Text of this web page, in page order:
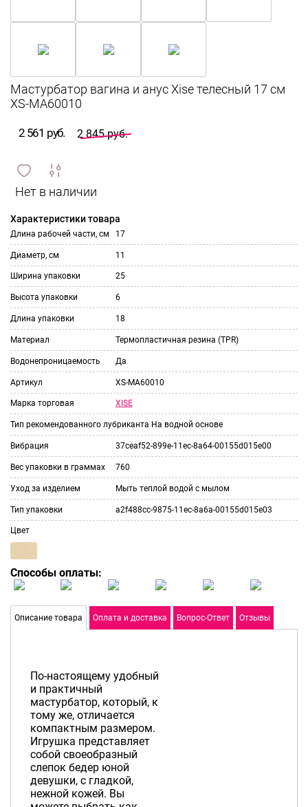
2 561 руб. 2 845 руб.
и
сравнить
ИЗБРАННОЕ
Характеристики товара
Длина рабочей части, см 17
Диаметр, см 11
Ширина упаковки 25
Высота упаковки 6
Длина упаковки 18
Материал Термопластичная резина (TPR)
Водонепроницаемость Да
Артикул XS-MA60010
Марка торговая XISE
Тип рекомендованного лубриканта На водной основе
Вибрация 37ceaf52-899e-11ec-8a64-00155d015e00
Вес упаковки в граммах 760
Уход за изделием Мыть теплой водой с мылом
Тип упаковки a2f488cc-9875-11ec-8a6a-00155d015e03
Цвет
Способы оплаты:
Описание товара Оплата и доставка Вопрос-Ответ Отзывы
По-настоящему удобный
и практичный
мастурбатор, который, к
тому же, отличается
компактным размером.
Игрушка представляет
собой своеобразный
слепок бедер юной
девушки, с гладкой,
нежной кожей. Вы